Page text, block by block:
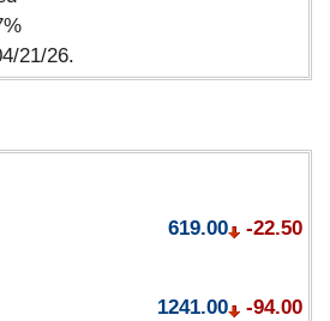
21/26.
619.00
-22.50
1241.00 -94.00